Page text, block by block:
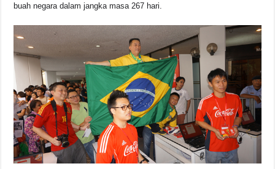
buah negara dalam jangka masa 267 hari.